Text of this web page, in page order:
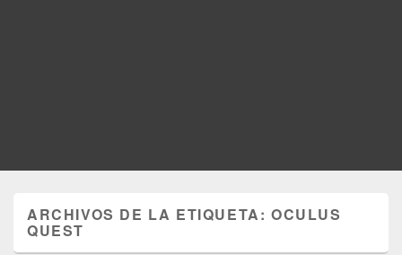
ARCHIVOS DE LA ETIQUETA:OCULUS
QUEST